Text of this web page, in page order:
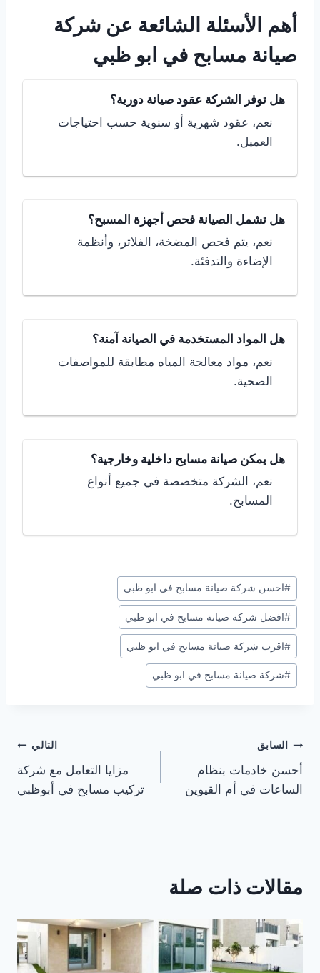
أهم الأسئلة الشائعة عن شركة
صيانة مسابح في ابو ظبي
هل توفر الشركة عقود صيانة دورية؟
نعم، عقود شهرية أو سنوية حسب احتياجات
العميل.
هل تشمل الصيانة فحص أجهزة المسبح؟
نعم، يتم فحص المضخة، الفلاتر، وأنظمة
الإضاءة والتدفئة.
هل المواد المستخدمة في الصيانة آمنة؟
نعم، مواد معالجة المياه مطابقة للمواصفات
الصحية.
هل يمكن صيانة مسابح داخلية وخارجية؟
نعم، الشركة متخصصة في جميع أنواع
المسابح.
وسوم
المقال:
#احسن شركة صيانة مسابح في ابو ظبي
#افضل شركة صيانة مسابح في ابو ظبي
#اقرب شركة صيانة مسابح في ابو ظبي
#شركة صيانة مسابح في ابو ظبي
تصفّح
المقالات
السابق
أحسن خادمات بنظام
الساعات في أم القيوين
التالي
مزايا التعامل مع شركة
تركيب مسابح في أبوظبي
مقالات ذات صلة